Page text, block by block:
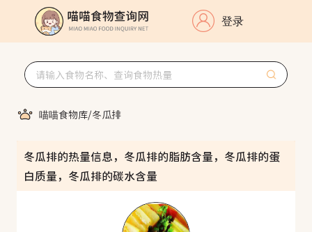
登录
喵喵食物库/冬瓜排
冬瓜排的热量信息，冬瓜排的脂肪含量，冬瓜排的蛋
白质量，冬瓜排的碳水含量